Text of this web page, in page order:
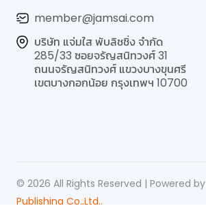
member@jamsai.com
บริษัท แจ่มใส พับลิชชิ่ง จำกัด
285/33 ซอยจรัญสนิทวงศ์ 31
ถนนจรัญสนิทวงศ์ แขวงบางขุนศรี
เขตบางกอกน้อย กรุงเทพฯ 10700
© 2026 All Rights Reserved | Powered by
Publishing Co.,Ltd..